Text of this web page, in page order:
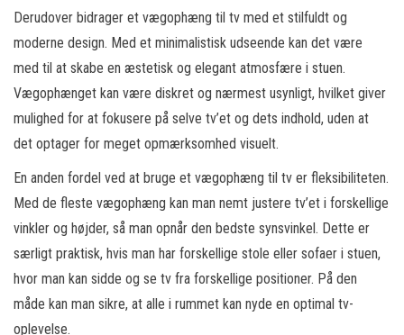
Derudover bidrager et vægophæng til tv med et stilfuldt og
moderne design. Med et minimalistisk udseende kan det være
med til at skabe en æstetisk og elegant atmosfære i stuen.
Vægophænget kan være diskret og nærmest usynligt, hvilket giver
mulighed for at fokusere på selve tv’et og dets indhold, uden at
det optager for meget opmærksomhed visuelt.
En anden fordel ved at bruge et vægophæng til tv er fleksibiliteten.
Med de fleste vægophæng kan man nemt justere tv’et i forskellige
vinkler og højder, så man opnår den bedste synsvinkel. Dette er
særligt praktisk, hvis man har forskellige stole eller sofaer i stuen,
hvor man kan sidde og se tv fra forskellige positioner. På den
måde kan man sikre, at alle i rummet kan nyde en optimal tv-
oplevelse.